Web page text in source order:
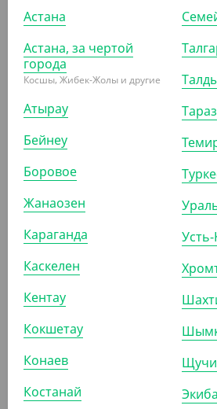
1 285
(25.70₸
Упаковка для хот-догов и фри,
УП (50) КОР (800)
ПОХОЖИЕ ТОВАРЫ
АРТ. 33044
876₸
Бумажный конус для фри ECO
Vita
Астана
Астана, за чертой
города
Косшы, Жибек-Жолы и другие
Атырау
Бейнеу
Боровое
Жанаозен
Караганда
Каскелен
Кентау
Кокшетау
Конаев
Костанай
Тараз